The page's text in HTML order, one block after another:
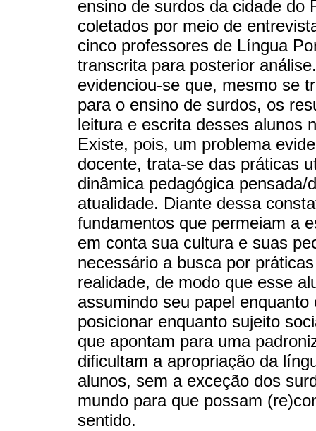
ensino de surdos da cidade do
coletados por meio de
cinco professores de Língua
transcrita para posterior
evidenciou-se que, mesmo se
para o ensino de surdos, os
leitura e escrita desses alunos
Existe, pois, um problema
docente, trata-se das práticas
dinâmica pedagógica
atualidade. Diante dessa
fundamentos que permeiam a
em conta sua cultura e suas
necessário a busca por
realidade, de modo que esse
assumindo seu papel
posicionar enquanto sujeito
que apontam para uma
dificultam a apropriação da
alunos, sem a exceção dos
mundo para que possam
sentido.